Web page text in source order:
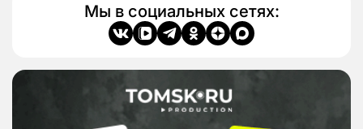
Мы в социальных сетях: